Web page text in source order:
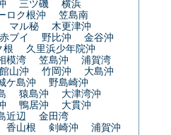
三ツ磯
横浜
ロク根沖
笠島南
マル秘
木更津沖
ブイ 野比沖
金谷沖
根
久里浜少年院沖
模湾 笠島沖
浦賀湾
館山沖 竹岡沖
大島沖
ケ島沖
野島崎沖
猿島沖
大津湾沖
鴨居沖
大貫沖
近辺
金田湾
香山根 剣崎沖
浦賀沖